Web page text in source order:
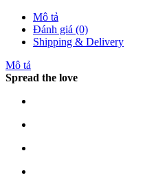
Mô tả
Đánh giá (0)
Shipping & Delivery
Mô tả
Spread the love